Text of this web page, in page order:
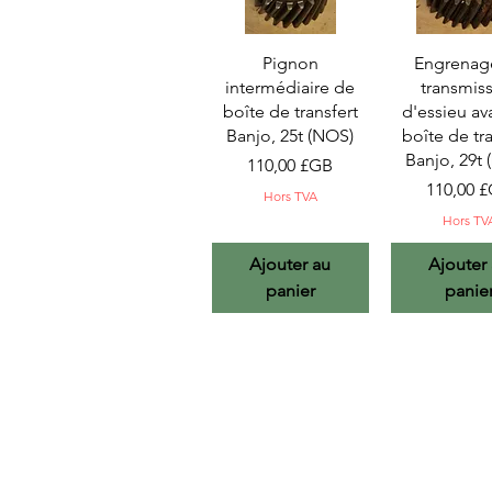
Aperçu rapide
Pignon
intermédiaire de
boîte de transfert
Banjo, 25t (NOS)
Prix
110,00 £GB
Hors TVA
Ajouter au
panier
Aperçu
d'essieu
boîte de
Banjo, 29t
Prix
110,00
Hors
Ajouter